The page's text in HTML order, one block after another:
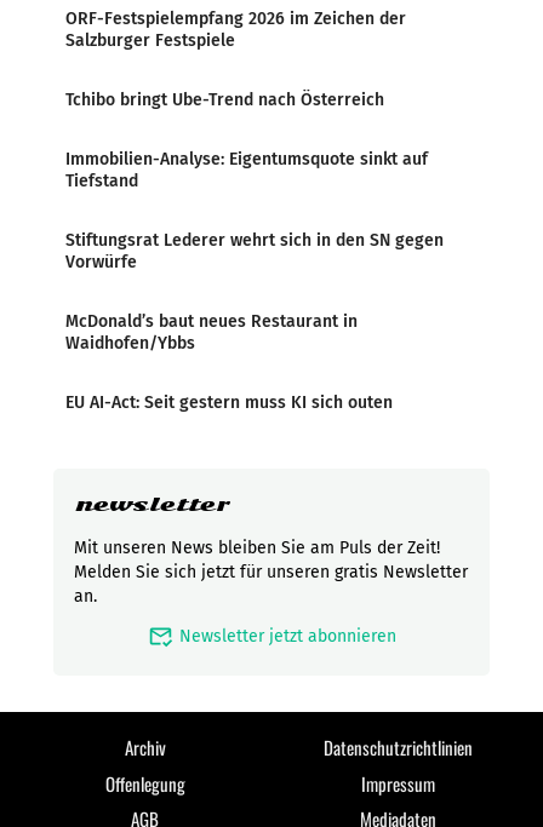
ORF-Festspielempfang 2026 im Zeichen der
Salzburger Festspiele
Tchibo bringt Ube-Trend nach Österreich
Immobilien-Analyse: Eigentumsquote sinkt auf
Tiefstand
Stiftungsrat Lederer wehrt sich in den SN gegen
Vorwürfe
McDonald’s baut neues Restaurant in
Waidhofen/Ybbs
EU AI-Act: Seit gestern muss KI sich outen
newsletter
Mit unseren News bleiben Sie am Puls der Zeit!
Melden Sie sich jetzt für unseren gratis Newsletter
an.
mark_email_read Newsletter jetzt abonnieren
Archiv
Datenschutzrichtlinien
Offenlegung
Impressum
AGB
Mediadaten